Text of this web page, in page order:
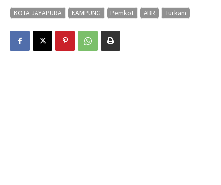
KOTA JAYAPURA KAMPUNG Pemkot ABR Turkam